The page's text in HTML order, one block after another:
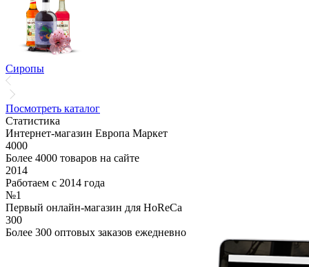
Сиропы
Посмотреть каталог
Статистика
Интернет-магазин Европа Маркет
4000
Более 4000 товаров на сайте
2014
Работаем с 2014 года
№1
Первый онлайн-магазин для HoReCa
300
Более 300 оптовых заказов ежедневно